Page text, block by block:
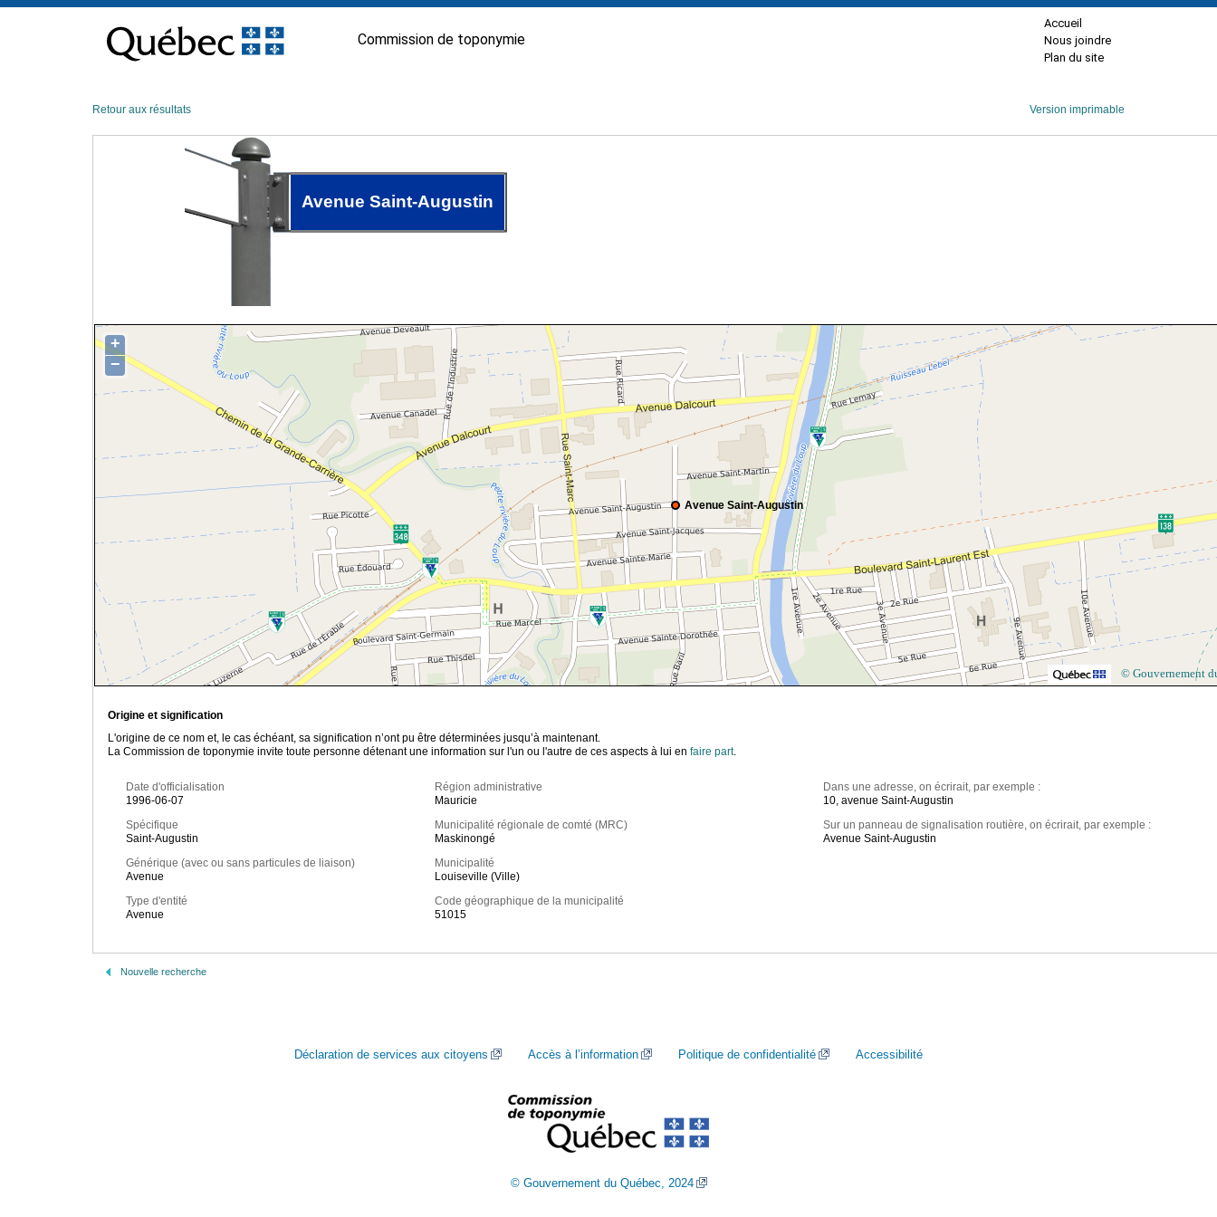
contenu
Commission de toponymie
Accueil
Nous joindre
Plan du site
Retour aux résultats Version imprimable
Avenue Saint-Augustin
Avenue Saint-Augustin
+
−
© Gouvernement
Origine et signification
L'origine de ce nom et, le cas échéant, sa signification n’ont pu être déterminées jusqu’à maintenant.
La Commission de toponymie invite toute personne détenant une information sur l'un ou l'autre de ces aspects à lui en faire part.
Date d'officialisation
1996-06-07
Spécifique
Saint-Augustin
Générique (avec ou sans particules de liaison)
Avenue
Type d'entité
Avenue
Région administrative
Mauricie
Municipalité régionale de comté (MRC)
Maskinongé
Municipalité
Louiseville (Ville)
Code géographique de la municipalité
51015
Dans une adresse, on écrirait, par exemple :
10, avenue Saint-Augustin
Sur un panneau de signalisation routière, on écrirait, par exemple :
Avenue Saint-Augustin
Nouvelle recherche
Déclaration de services aux citoyens Accès à l’information Politique de confidentialité Accessibilité
© Gouvernement du Québec, 2024